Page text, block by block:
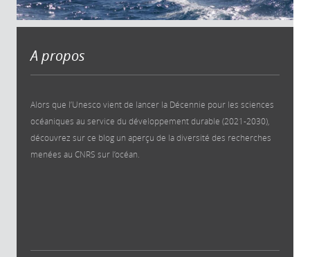
A propos
Alors que l’Unesco vient de lancer la Décennie pour les sciences
océaniques au service du développement durable (2021-2030),
découvrez sur ce blog un aperçu de la diversité des recherches
menées au CNRS sur l’océan.